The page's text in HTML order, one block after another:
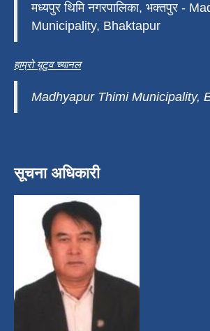
मध्यपुर थिमि नगरपालिका, भक्तपुर -
Municipality, Bhaktapur
हाम्रो यूटुव च्यानल
Madhyapur Thimi Municipality,
सूचना अधिकारी